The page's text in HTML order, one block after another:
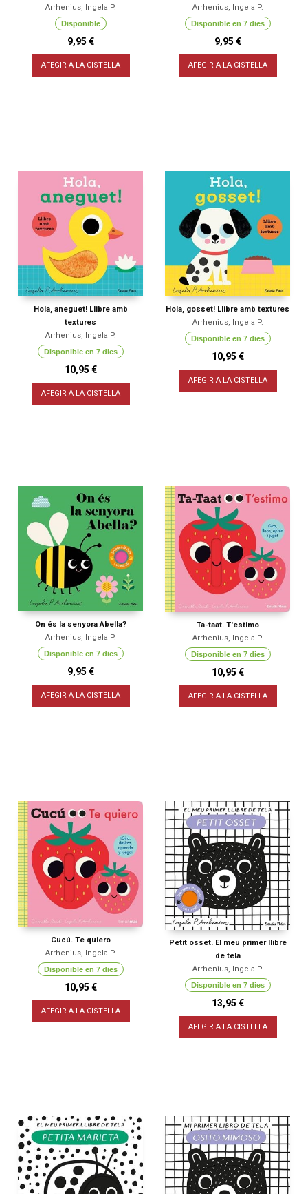
Arrhenius, Ingela P.
Disponible
9,95 €
AFEGIR A LA CISTELLA
Arrhenius, Ingela P.
Disponible en 7 dies
9,95 €
AFEGIR A LA CISTELLA
Hola, aneguet! Llibre amb
textures
Arrhenius, Ingela P.
Disponible en 7 dies
10,95 €
AFEGIR A LA CISTELLA
Hola, gosset! Llibre amb textures
Arrhenius, Ingela P.
Disponible en 7 dies
10,95 €
AFEGIR A LA CISTELLA
On és la senyora Abella?
Arrhenius, Ingela P.
Disponible en 7 dies
9,95 €
AFEGIR A LA CISTELLA
Ta-taat. T'estimo
Arrhenius, Ingela P.
Disponible en 7 dies
10,95 €
AFEGIR A LA CISTELLA
Cucú. Te quiero
Arrhenius, Ingela P.
Disponible en 7 dies
10,95 €
AFEGIR A LA CISTELLA
Petit osset. El meu primer llibre
de tela
Arrhenius, Ingela P.
Disponible en 7 dies
13,95 €
AFEGIR A LA CISTELLA